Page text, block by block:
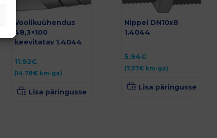
Voolikuühendus
48,3×100
keevitatav 1.4044
11.92€
(14.78€ km-ga)
Lisa päringusse
Nippel DN10x8
1.4044
5.94€
(7.37€km-ga)
Lisa päringusse